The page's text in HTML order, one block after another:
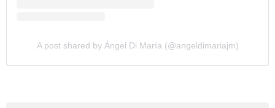
A post shared by Ángel Di María (@angeldimariajm)